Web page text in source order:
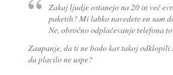
Zakaj ljudje ostanejo na 20 in več
paketih? Mi lahko navedete en sam
Ne, obročno odplačevanje telefona
Zaupanje, da ti ne bodo kar takoj odklopili
da placilo ne uspe?